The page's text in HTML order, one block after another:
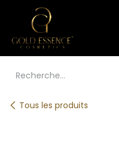
Tous les produits